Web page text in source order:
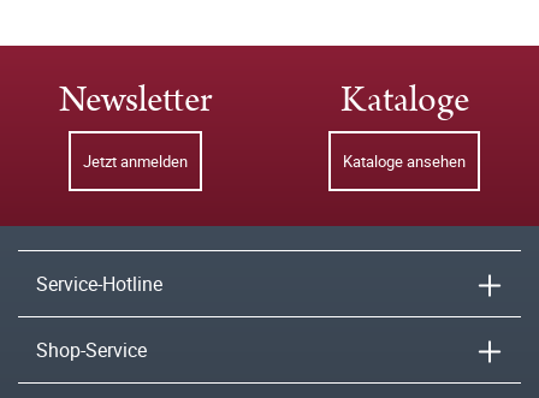
Newsletter
Jetzt anmelden
Kataloge
Kataloge ansehen
Service-Hotline
Shop-Service